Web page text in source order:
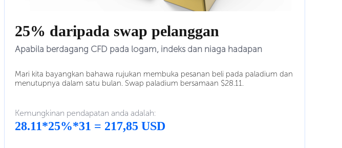
25% daripada swap pelanggan
Apabila berdagang CFD pada logam, indeks dan niaga hadapan
Mari kita bayangkan bahawa rujukan membuka pesanan beli pada paladium dan
menutupnya dalam satu bulan. Swap paladium bersamaan $28.11.
Kemungkinan pendapatan anda adalah:
28.11*25%*31 = 217,85 USD